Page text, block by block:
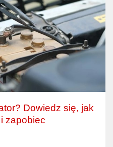
Dowiedz się, jak
zapobiec